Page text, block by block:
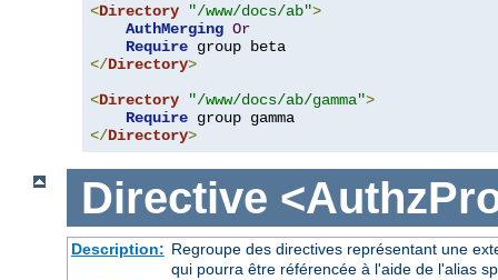
<Directory "/www/docs/ab">
AuthMerging Or
Require
</Directory>
<Directory "/www/docs/ab/gamma">
Require
</Directory>
Directive
Description: Regroupe des directives représentant une
qui pourra être référencée à l'aide de l'alias